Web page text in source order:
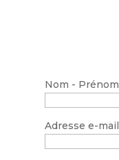
Nom - Prénom
Adresse e-mail